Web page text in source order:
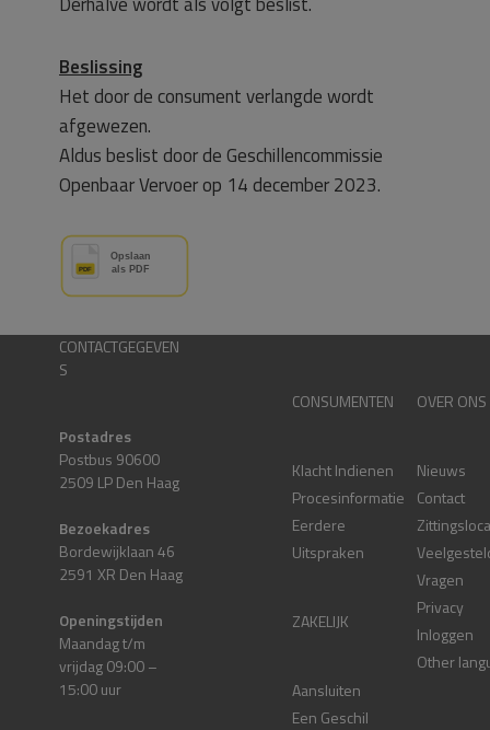
Beslissing
Het door de consument verlangde wordt
afgewezen.
Aldus beslist door de Geschillencommissie
Openbaar Vervoer op 14 december 2023.
CONTACTGEGEVEN
S
Postadres
Postbus 90600
2509 LP Den Haag
Bezoekadres
Bordewijklaan 46
2591 XR Den Haag
Openingstijden
Maandag t/m
vrijdag 09:00 –
15:00 uur
CONSUMENTEN
Klacht Indienen
Procesinformatie
Eerdere
Uitspraken
ZAKELIJK
Aansluiten
Een Geschil
OVER ONS
Nieuws
Contact
Vragen
Privacy
Inloggen
Other